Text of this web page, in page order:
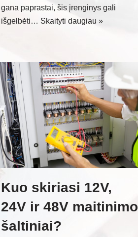
gana paprastai, šis įrenginys gali
išgelbėti… Skaityti daugiau »
Kuo skiriasi 12V,
24V ir 48V maitinimo
šaltiniai?